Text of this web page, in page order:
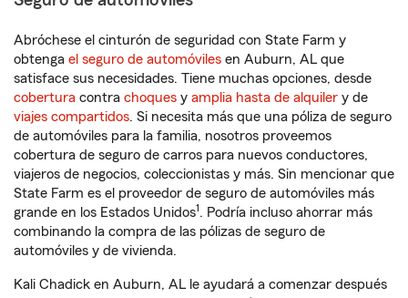
Abróchese el cinturón de seguridad con State Farm y
obtenga el seguro de automóviles en Auburn, AL que
satisface sus necesidades. Tiene muchas opciones, desde
cobertura contra choques y amplia hasta de alquiler y de
viajes compartidos. Si necesita más que una póliza de seguro
de automóviles para la familia, nosotros proveemos
cobertura de seguro de carros para nuevos conductores,
viajeros de negocios, coleccionistas y más. Sin mencionar que
State Farm es el proveedor de seguro de automóviles más
grande en los Estados Unidos1. Podría incluso ahorrar más
combinando la compra de las pólizas de seguro de
automóviles y de vivienda.
Kali Chadick en Auburn, AL le ayudará a comenzar después